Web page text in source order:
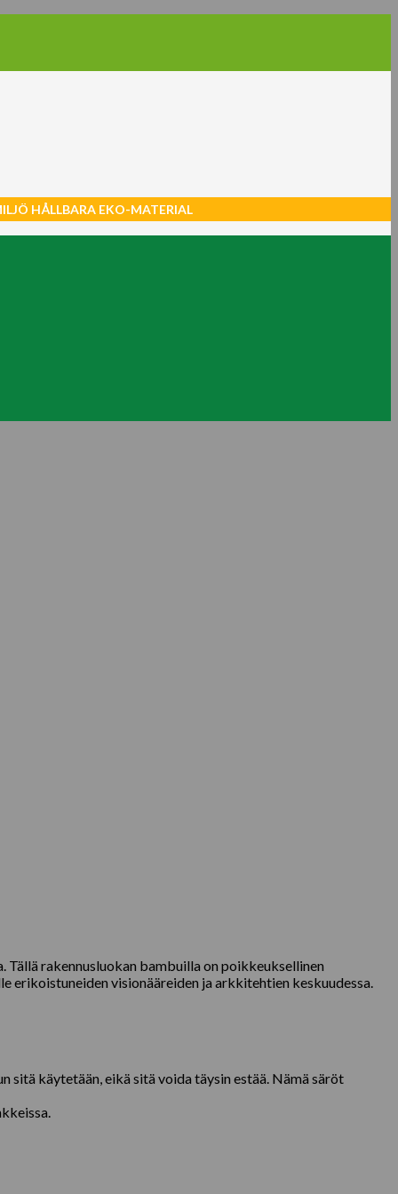
HÅLLBARA EKO-MATERIAL
rakennusluokan bambuilla on poikkeuksellinen
visionääreiden ja arkkitehtien keskuudessa.
sitä käytetään, eikä sitä voida täysin estää. Nämä säröt